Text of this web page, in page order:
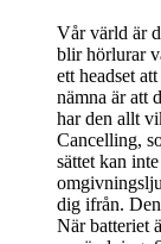
Vår värld är
blir hörlurar
ett headset
nämna är att
har den allt
Cancelling,
sättet kan
dig ifrån.
När batteriet